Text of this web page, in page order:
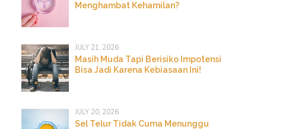
Menghambat Kehamilan?
JULY 21, 2026
Masih Muda Tapi Berisiko Impotensi
Bisa Jadi Karena Kebiasaan Ini!
JULY 20, 2026
Sel Telur Tidak Cuma Menunggu